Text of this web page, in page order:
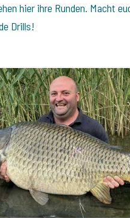
hier ihre Runden. Macht
Drills!